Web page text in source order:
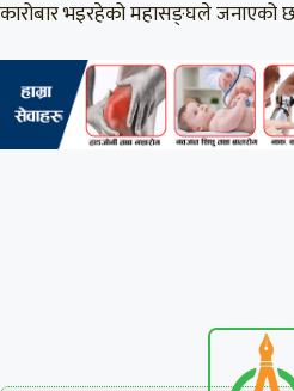
कारोबार भइरहेको महासङ्घले जनाएको